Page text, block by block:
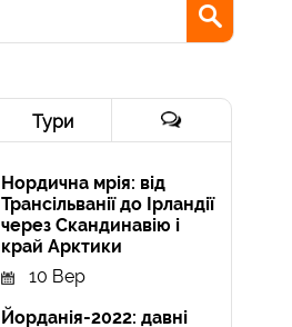
Тури
Нордична мрія: від
Трансільванії до Ірландії
через Скандинавію і
край Арктики
10 Вер
Йорданія-2022: давні